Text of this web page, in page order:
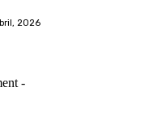
2026
-